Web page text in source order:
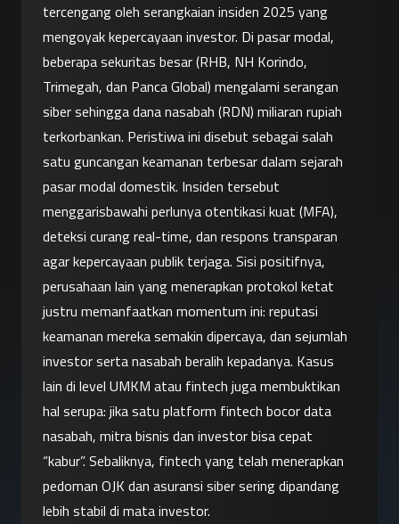
tercengang oleh serangkaian insiden 2025 yang
mengoyak kepercayaan investor. Di pasar modal,
beberapa sekuritas besar (RHB, NH Korindo,
Trimegah, dan Panca Global) mengalami serangan
siber sehingga dana nasabah (RDN) miliaran rupiah
terkorbankan. Peristiwa ini disebut sebagai salah
satu guncangan keamanan terbesar dalam sejarah
pasar modal domestik. Insiden tersebut
menggarisbawahi perlunya otentikasi kuat (MFA),
deteksi curang real-time, dan respons transparan
agar kepercayaan publik terjaga. Sisi positifnya,
perusahaan lain yang menerapkan protokol ketat
justru memanfaatkan momentum ini: reputasi
keamanan mereka semakin dipercaya, dan sejumlah
investor serta nasabah beralih kepadanya. Kasus
lain di level UMKM atau fintech juga membuktikan
hal serupa: jika satu platform fintech bocor data
nasabah, mitra bisnis dan investor bisa cepat
“kabur”. Sebaliknya, fintech yang telah menerapkan
pedoman OJK dan asuransi siber sering dipandang
lebih stabil di mata investor.